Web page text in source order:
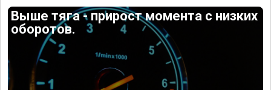
Выше тяга - прирост момента с низких
оборотов.